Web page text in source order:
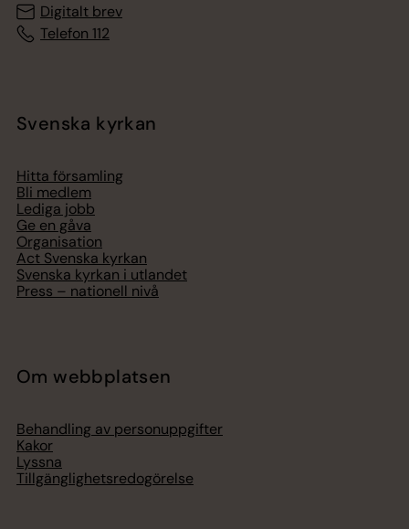
Digitalt brev
Telefon 112
Svenska kyrkan
Hitta församling
Bli medlem
Lediga jobb
Ge en gåva
Organisation
Act Svenska kyrkan
Svenska kyrkan i utlandet
Press – nationell nivå
Om webbplatsen
Behandling av personuppgifter
Kakor
Lyssna
Tillgänglighetsredogörelse